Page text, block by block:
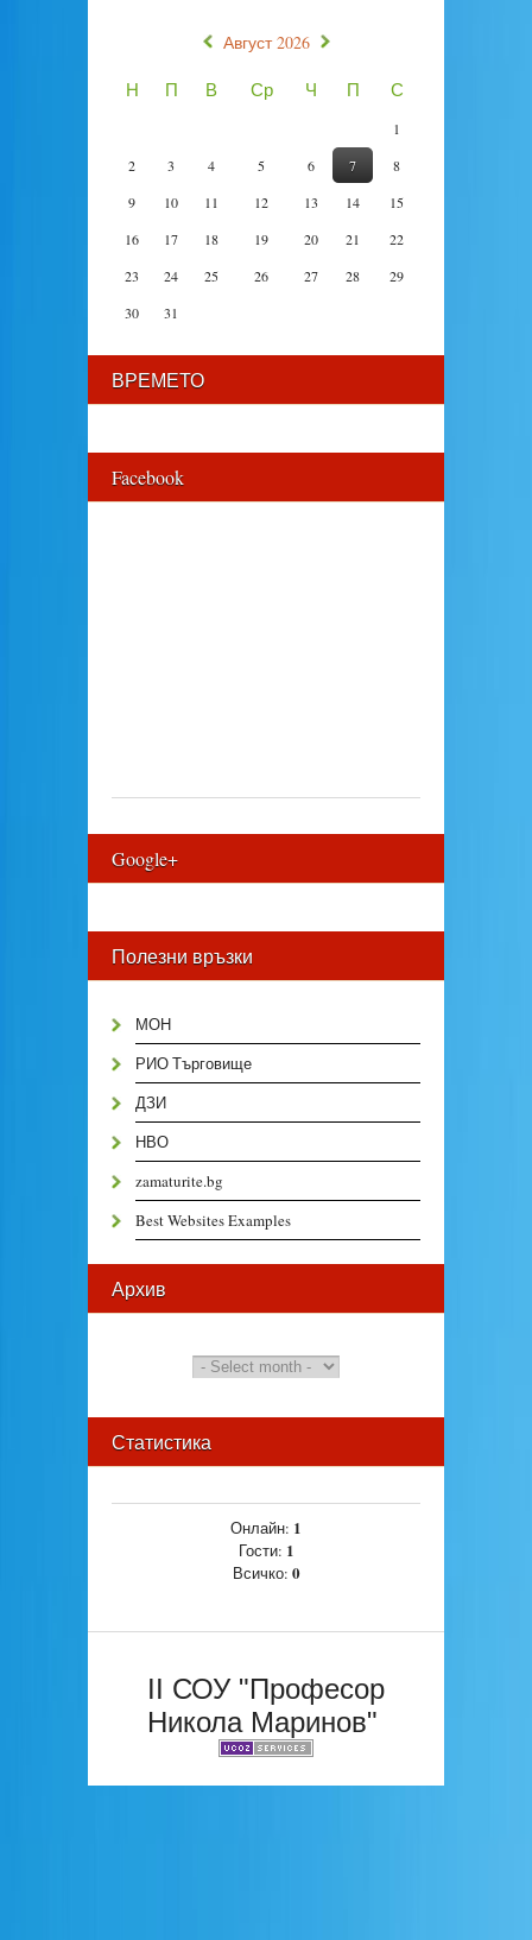
« Август 2026 »
Н П В Ср Ч П С
1
2
3 4 5 6 7
8
9
10 11 12 13 14
15
16
17 18 19 20 21
22
23
24 25 26 27 28
29
30
31
ВРЕМЕТО
Facebook
Google+
Полезни връзки
МОН
РИО Търговище
ДЗИ
НВО
zamaturite.bg
Best Websites Examples
Архив
Статистика
Онлайн: 1
Гости: 1
Всичко: 0
II СОУ "Професор
Никола Маринов"